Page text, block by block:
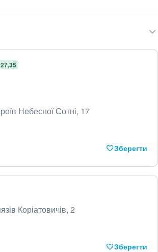
Небесної Сотні, 17
Зберегти
Коріатовичів, 2
Зберегти